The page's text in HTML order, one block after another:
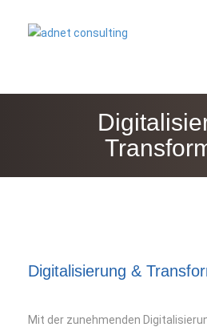
Gesundheit
Digitalisierung &
Mit der zunehmenden